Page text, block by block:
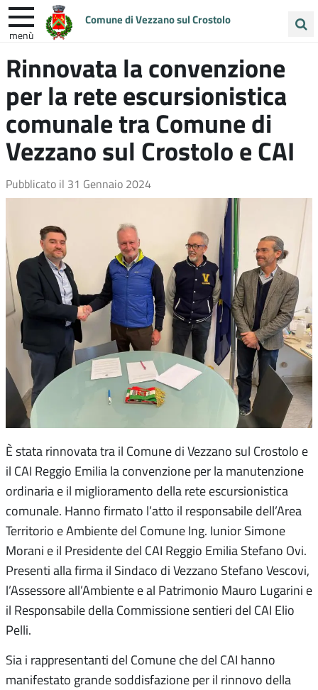
Comune di Vezzano sul Crostolo
menù
nel
sito
ENTRA IN COMUNE VIVI VEZZANO
UNIONE COLLINE MATILDICHE
Rinnovata la convenzione
per la rete escursionistica
comunale tra Comune di
Vezzano sul Crostolo e CAI
Pubblicato il 31 Gennaio 2024
È stata rinnovata tra il Comune di Vezzano sul Crostolo e
il CAI Reggio Emilia la convenzione per la manutenzione
ordinaria e il miglioramento della rete escursionistica
comunale. Hanno firmato l’atto il responsabile dell’Area
Territorio e Ambiente del Comune Ing. Iunior Simone
Morani e il Presidente del CAI Reggio Emilia Stefano Ovi.
Presenti alla firma il Sindaco di Vezzano Stefano Vescovi,
l’Assessore all’Ambiente e al Patrimonio Mauro Lugarini e
il Responsabile della Commissione sentieri del CAI Elio
Pelli.
Sia i rappresentanti del Comune che del CAI hanno
manifestato grande soddisfazione per il rinnovo della